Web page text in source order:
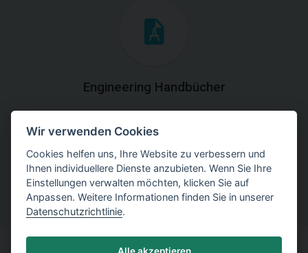
Engineering Handbücher
praktischen Erklärungen der
Programmverwendung herunter.
Wir verwenden Cookies
Cookies helfen uns, Ihre Website zu verbessern und
Ihnen individuellere Dienste anzubieten. Wenn Sie Ihre
Einstellungen verwalten möchten, klicken Sie auf
Anpassen. Weitere Informationen finden Sie in unserer
Datenschutzrichtlinie.